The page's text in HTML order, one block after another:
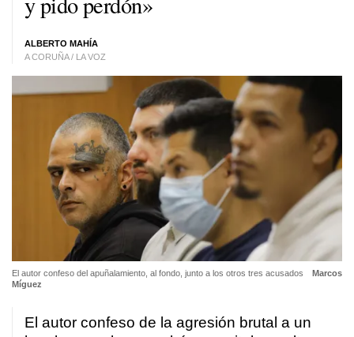
ALBERTO MAHÍA
A CORUÑA / LA VOZ
El autor confeso del apuñalamiento, al fondo, junto a los otros tres acusados
Marcos
Míguez
El autor confeso de la agresión brutal a un